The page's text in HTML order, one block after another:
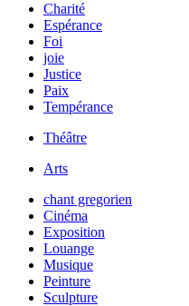
Charité
Espérance
Foi
joie
Justice
Paix
Tempérance
Théâtre
Arts
chant gregorien
Cinéma
Exposition
Louange
Musique
Peinture
Sculpture